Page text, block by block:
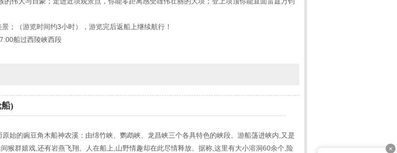
；（游览时间约3小时），游览完后返船上继续航行！
船过西陵峡西段
)
始的豌豆角木船神农溪：由绵竹峡、鹦鹉峡、龙昌峡三个各具特色的峡段。游船荡进峡内,又是
猴群嬉戏,还有岩燕飞翔。人在船上,山野情趣却在此尽情释放。据称,这里有大小溶洞60余个,险
×